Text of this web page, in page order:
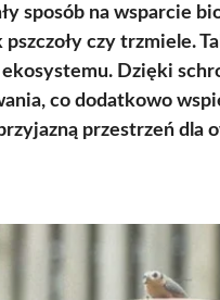
sposób na wsparcie
czy trzmiele.
Dzięki
co dodatkowo
przestrzeń dla